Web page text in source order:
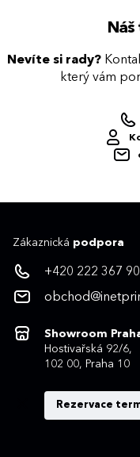
Náš
Nevíte si rady?
který vám
Zákaznická podpora
+420 222 367
Showroom
Hostivařská 92/6,
102 00, Praha 10
Rezervace